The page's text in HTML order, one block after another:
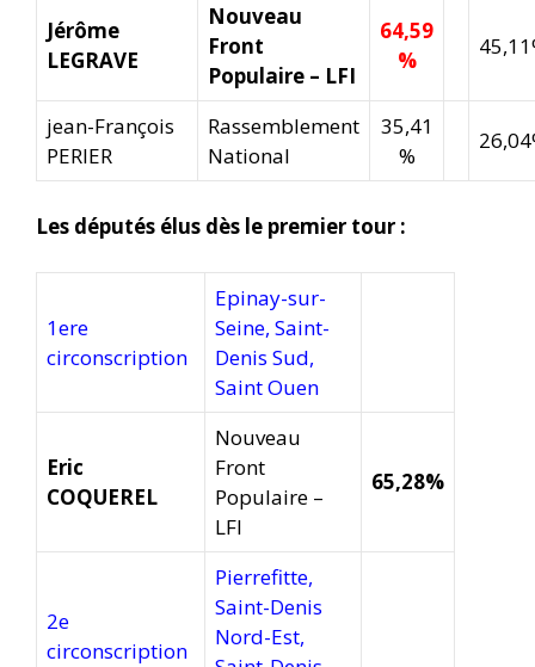
Jérôme
LEGRAVE
Nouveau
Front
Populaire – LFI
64,59
%
jean-François
PERIER
Rassemblement
National
35,41
%
Les députés élus dès le premier tour :
1ere
circonscription
Epinay-sur-
Seine, Saint-
Denis Sud,
Saint Ouen
Eric
COQUEREL
Nouveau
Front
Populaire –
LFI
65,28%
2e
circonscription
Pierrefitte,
Saint-Denis
Nord-Est,